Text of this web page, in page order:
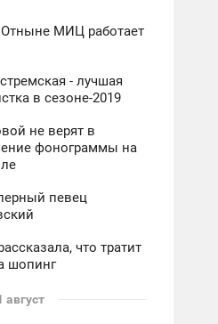
МИЦ работает
- лучшая
в сезоне-2019
не верят в
фонограммы на
певец
что тратит
шопинг
август